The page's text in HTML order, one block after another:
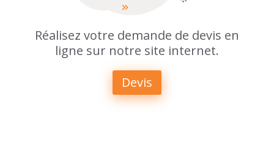
Réalisez votre demande de devis en
ligne sur notre site internet.
Devis